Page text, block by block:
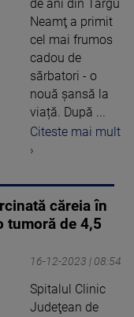
de ani din Târgu
Neamţ a primit
cel mai frumos
cadou de
sărbatori - o
nouă șansă la
viață. După ...
Citeste mai mult
›
căreia în
tumoră de 4,5
16-12-2023 | 08:54
Spitalul Clinic
Judeţean de